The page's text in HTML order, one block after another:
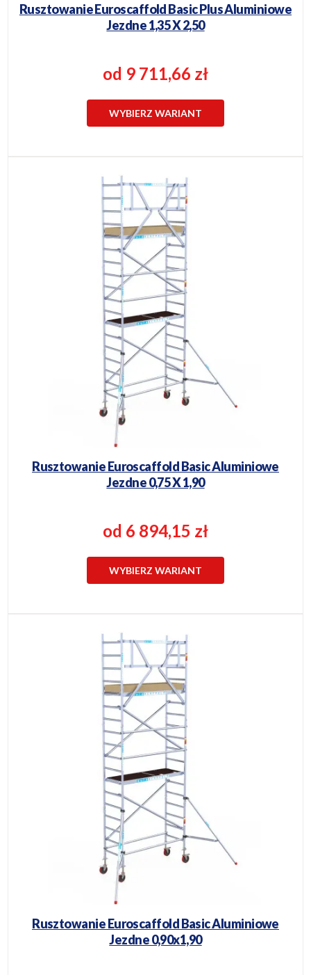
Rusztowanie Euroscaffold Basic Plus Aluminiowe
Jezdne 1,35 X 2,50
od 9 711,66 zł
WYBIERZ WARIANT
Rusztowanie Euroscaffold Basic Aluminiowe
Jezdne 0,75 X 1,90
od 6 894,15 zł
WYBIERZ WARIANT
Rusztowanie Euroscaffold Basic Aluminiowe
Jezdne 0,90x1,90